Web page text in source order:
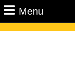
Passer
au
Menu